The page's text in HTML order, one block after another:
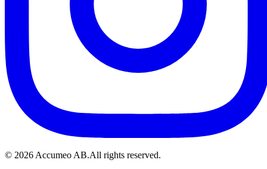
© 2026 Accumeo AB.All rights reserved.